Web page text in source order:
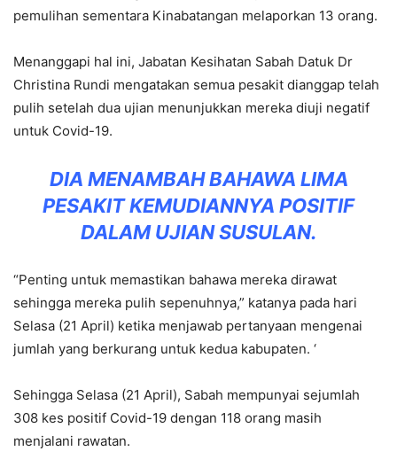
pemulihan sementara Kinabatangan melaporkan 13 orang.
Menanggapi hal ini, Jabatan Kesihatan Sabah Datuk Dr
Christina Rundi mengatakan semua pesakit dianggap telah
pulih setelah dua ujian menunjukkan mereka diuji negatif
untuk Covid-19.
DIA MENAMBAH BAHAWA LIMA
PESAKIT KEMUDIANNYA POSITIF
DALAM UJIAN SUSULAN.
“Penting untuk memastikan bahawa mereka dirawat
sehingga mereka pulih sepenuhnya,” katanya pada hari
Selasa (21 April) ketika menjawab pertanyaan mengenai
jumlah yang berkurang untuk kedua kabupaten. ‘
Sehingga Selasa (21 April), Sabah mempunyai sejumlah
308 kes positif Covid-19 dengan 118 orang masih
menjalani rawatan.